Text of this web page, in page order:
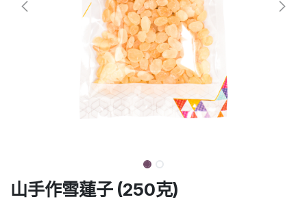
山手作雪蓮子 (250克)